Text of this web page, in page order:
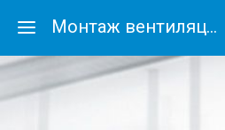
Монтаж вентиляции